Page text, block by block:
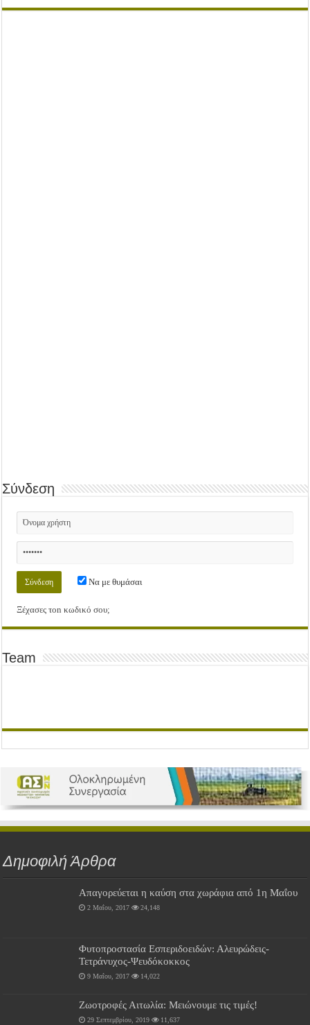
Σύνδεση
Να με θυμάσαι
Ξέχασες τοn κωδικό σου;
Team
Δημοφιλή Άρθρα
Απαγορεύεται η καύση στα χωράφια από 1η Μαΐου
2 Μαΐου, 2017 24,148
Φυτοπροστασία Εσπεριδοειδών: Αλευρώδεις-
Τετράνυχος-Ψευδόκοκκος
9 Μαΐου, 2017 14,022
Ζωοτροφές Αιτωλία: Μειώνουμε τις τιμές!
29 Σεπτεμβρίου, 2019 11,637